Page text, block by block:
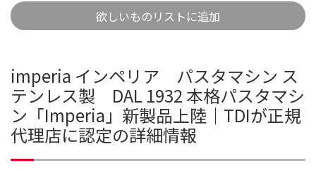
欲しいものリストに追加
imperia インペリア パスタマシン ス
テンレス製 DAL 1932 本格パスタマシ
ン「Imperia」新製品上陸｜TDIが正規
代理店に認定の詳細情報